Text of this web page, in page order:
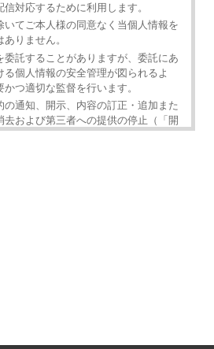
対応するために利用します。
いてご本人様の同意なく当個人情報を
りません。
委託することがありますが、委託にあ
個人情報の安全管理が図られるよ
つ適切な監督を行います。
の通知、開示、内容の訂正・追加また
去および第三者への提供の停止（「開
受け付けております。
「個人情報苦情及び相談窓口」で受
任意となっております。ただし、正
ります。